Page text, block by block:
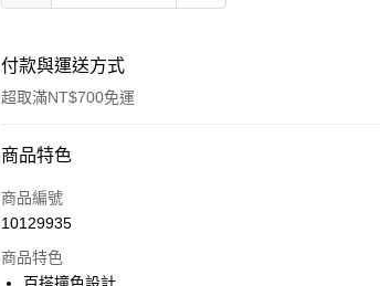
付款與運送方式
超取滿NT$700免運
付款方式
信用卡一次付款
LINE Pay
商品特色
商品編號
10129935
商品特色